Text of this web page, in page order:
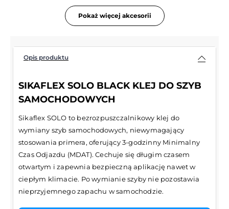
Pokaż więcej akcesorii
Opis produktu
SIKAFLEX SOLO BLACK KLEJ DO SZYB
SAMOCHODOWYCH
Sikaflex SOLO to bezrozpuszczalnikowy klej do
wymiany szyb samochodowych, niewymagający
stosowania primera, oferujący 3-godzinny Minimalny
Czas Odjazdu (MDAT). Cechuje się długim czasem
otwartym i zapewnia bezpieczną aplikację nawet w
ciepłym klimacie. Po wymianie szyby nie pozostawia
nieprzyjemnego zapachu w samochodzie.